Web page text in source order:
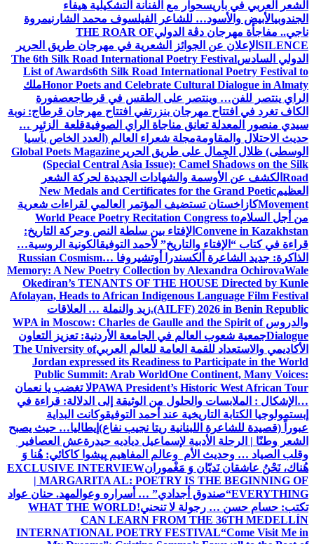
الشعر العربي في باريسحوار مع الفنانة التشكيلية هيفاء
الجندوبيالأبيض والأسود… للشاعر الفيلسوف محمد الشارنيمروة
ناجي.. مفاجأة مهرجان دڨة الدوليTHE ROAR OF
SILENCE الإعلان عن الجوائز الشعرية في مهرجان طريق الحرير
الدولي السادسThe 6th Silk Road International Poetry Festival
List of Awards6th Silk Road International Poetry Festival to
Honor Poets and Celebrate Cultural Dialogue in Almatyملك
الراي ينتصر للفن… وينتصر على الطقس في قرطاجعصفورة
الكاف تغرد في افتتاح مهرجان بنزرتفي افتتاح مهرجان قرطاج: نوبة
سيدي منصور المعدلة تعانق مناجاة الراي الصوفيةقلعة الزئير …
حديث الاحتلال والمقاومةمجلة شعراء العالم (العدد الخاص بآسيا
الوسطى) ظلال الجِمال على طريق الحرير Global Poets Magazine
(Special Central Asia Issue): Camel Shadows on the Silk
Road الكشف عن الأوسمة والشهادات الجديدة لحركة الشعر
العظيمNew Medals and Certificates for the Grand Poetic
Movementكازاخستان تستضيف المؤتمر العالمي لقراءات شعرية
من أجل السلامWorld Peace Poetry Recitation Congress to
Convene in Kazakhstan الإفتاء بين سلطة النص وحركة التاريخ:
قراءة في كتاب “الإفتاء والتاريخ” لأحمد التوفيقالكونية الروسية…
الذاكرة: جديد الشاعرة ألكسندرا أوتشيروفا Russian Cosmism…
Memory: A New Poetry Collection by Alexandra OchirovaWale
Okediran’s TENANTS OF THE HOUSE Directed by Kunle
Afolayan, Heads to African Indigenous Language Film Festival
(AILFF) 2026 in Benin Republic. زيد والنملة … العلاقات
والدروسWPA in Moscow: Charles de Gaulle and the Spirit of
Dialogueجمعية شعوب العالم في الجامعة الأردنية: تعزيز التعاون
الأكاديمي والاستعداد للقمة العامة للعالم العربيThe University of
Jordan expressed its Readiness to Participate in the World
Public Summit: Arab WorldOne Continent, Many Voices:
PAWA President’s Historic West African Tourلا تغضب يا نعمان
…الإشكال : الملابسات والحلول من الوثيقة إلى الدلالة: قراءة في
إبستمولوجيا الكتابة التاريخية عند أحمد التوفيقوكانت البداية
عبوراً (قصيدة للشاعرة اللبنانية ريتا نجيب نفاع) إيطاليا… حيث يصبح
الشعر وطنًا | الرحلة الأدبية لإسماعيل دياديه حيدرةعش العصافير
وقلب الصياد … وحديث الأم وعالم المفاهيم پیشوا کاکائي: هُنا وَ
هُناك، نَحْنُ عاشقان نَديّان وَ مَغْمورانEXCLUSIVE INTERVIEW
| MARGARITA AL: POETRY IS THE BEGINNING OF
EVERYTHING“صندوق أجدادي” … أسراره وعوالمهد. حنان عواد
تكتب: حسام حسن … رجولة لا تنحني!WHAT THE WORLD
CAN LEARN FROM THE 36TH MEDELLÍN
INTERNATIONAL POETRY FESTIVAL“Come Visit Me in